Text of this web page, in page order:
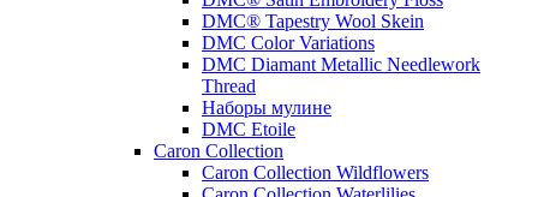
DMC® Tapestry Wool Skein
DMC Color Variations
DMC Diamant Metallic Needlework
Thread
Наборы мулине
DMC Etoile
Caron Collection
Caron Collection Wildflowers